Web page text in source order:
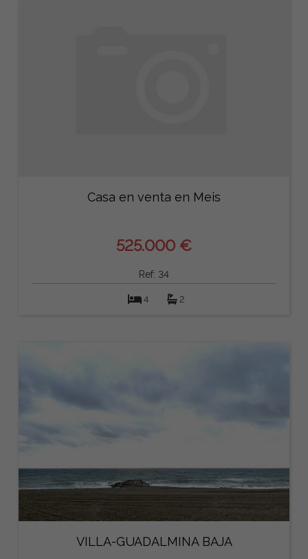
Casa en venta en Meis
525.000 €
Ref: 34
4 2
VILLA-GUADALMINA BAJA